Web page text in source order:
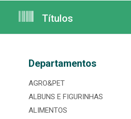
Títulos
Departamentos
AGRO&PET
ALBUNS E FIGURINHAS
ALIMENTOS